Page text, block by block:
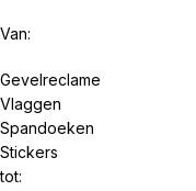
Van:
Gevelreclame
Vlaggen
Spandoeken
Stickers
tot: